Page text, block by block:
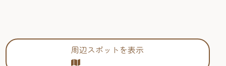
周辺スポットを表示